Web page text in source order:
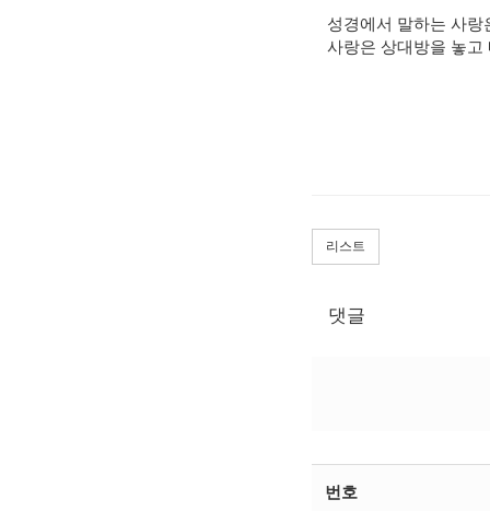
성경에서 말하는 사
사랑은 상대방을 놓고
리스트
댓글
번호